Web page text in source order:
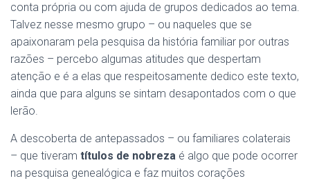
conta própria ou com ajuda de grupos dedicados ao tema.
Talvez nesse mesmo grupo – ou naqueles que se
apaixonaram pela pesquisa da história familiar por outras
razões – percebo algumas atitudes que despertam
atenção e é a elas que respeitosamente dedico este texto,
ainda que para alguns se sintam desapontados com o que
lerão.
A descoberta de antepassados – ou familiares colaterais
– que tiveram títulos de nobreza é algo que pode ocorrer
na pesquisa genealógica e faz muitos corações